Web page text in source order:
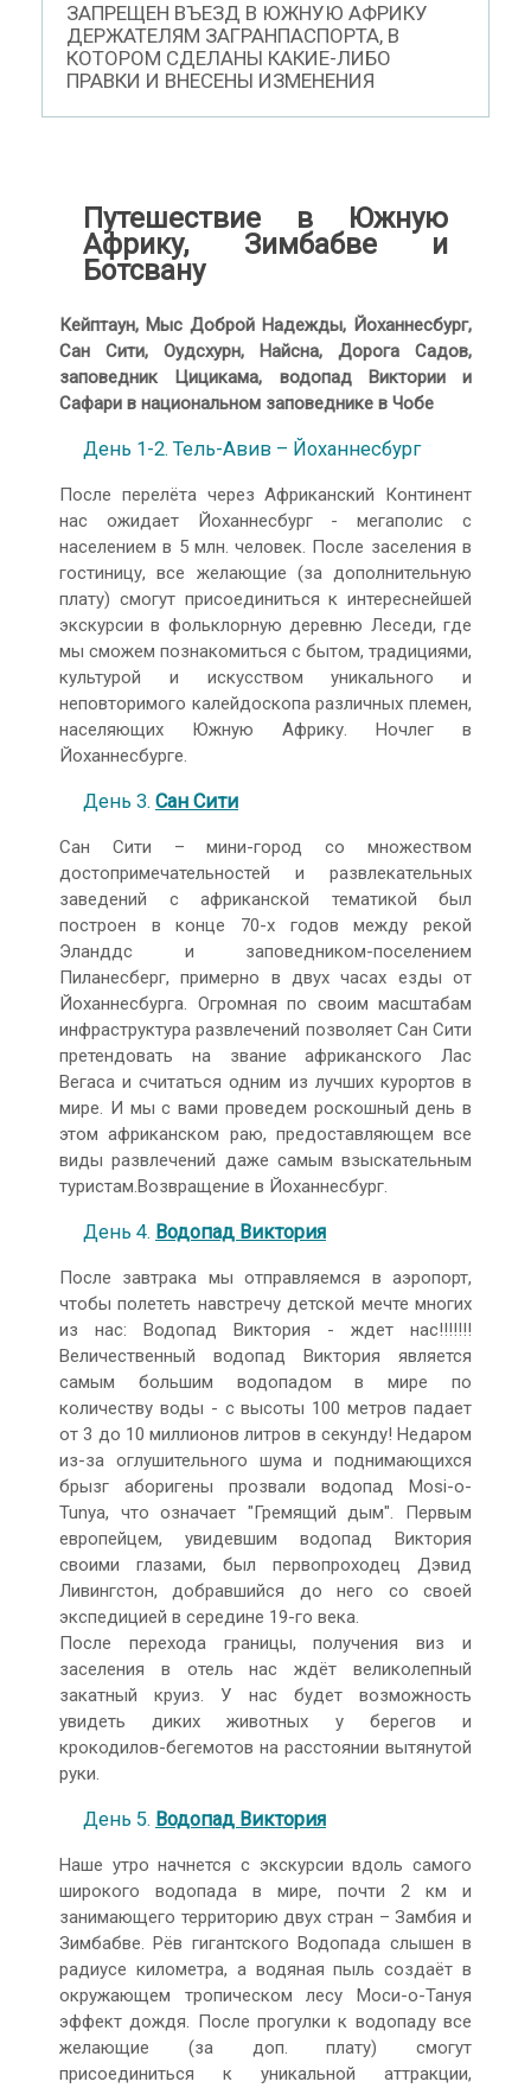
ЗАПРЕЩЕН ВЪЕЗД В ЮЖНУЮ АФРИКУ
ДЕРЖАТЕЛЯМ ЗАГРАНПАСПОРТА, В
КОТОРОМ СДЕЛАНЫ КАКИЕ-ЛИБО
ПРАВКИ И ВНЕСЕНЫ ИЗМЕНЕНИЯ
Путешествие в Южную
Африку, Зимбабве и
Ботсвану
Кейптаун, Мыс Доброй Надежды, Йоханнесбург,
Сан Сити, Оудсхурн, Найсна, Дорога Садов,
заповедник Цицикама, водопад Виктории и
Сафари в национальном заповеднике в Чобе
День 1-2. Тель-Авив – Йоханнесбург
После перелёта через Африканский Континент
нас ожидает Йоханнесбург - мегаполис с
населением в 5 млн. человек. После заселения в
гостиницу, все желающие (за дополнительную
плату) смогут присоединиться к интереснейшей
экскурсии в фольклорную деревню Леседи, где
мы сможем познакомиться с бытом, традициями,
культурой и искусством уникального и
неповторимого калейдоскопа различных племен,
населяющих Южную Африку. Ночлег в
Йоханнесбурге.
День 3. Сан Сити
Сан Сити – мини-город со множеством
достопримечательностей и развлекательных
заведений с африканской тематикой был
построен в конце 70-х годов между рекой
Эланддс и заповедником-поселением
Пиланесберг, примерно в двух часах езды от
Йоханнесбурга. Огромная по своим масштабам
инфраструктура развлечений позволяет Сан Сити
претендовать на звание африканского Лас
Вегаса и считаться одним из лучших курортов в
мире. И мы с вами проведем роскошный день в
этом африканском раю, предоставляющем все
виды развлечений даже самым взыскательным
туристам.Возвращение в Йоханнесбург.
День 4. Водопад Виктория
После завтрака мы отправляемся в аэропорт,
чтобы полететь навстречу детской мечте многих
из нас: Водопад Виктория - ждет нас!!!!!!!
Величественный водопад Виктория является
самым большим водопадом в мире по
количеству воды - с высоты 100 метров падает
от 3 до 10 миллионов литров в секунду! Недаром
из-за оглушительного шума и поднимающихся
брызг аборигены прозвали водопад Mosi-o-
Tunya, что означает "Гремящий дым". Первым
европейцем, увидевшим водопад Виктория
своими глазами, был первопроходец Дэвид
Ливингстон, добравшийся до него со своей
экспедицией в середине 19-го века.
После перехода границы, получения виз и
заселения в отель нас ждёт великолепный
закатный круиз. У нас будет возможность
увидеть диких животных у берегов и
крокодилов-бегемотов на расстоянии вытянутой
руки.
День 5. Водопад Виктория
Наше утро начнется с экскурсии вдоль самого
широкого водопада в мире, почти 2 км и
занимающего территорию двух стран – Замбия и
Зимбабве. Рёв гигантского Водопада слышен в
радиусе километра, а водяная пыль создаёт в
окружающем тропическом лесу Моси-о-Тануя
эффект дождя. После прогулки к водопаду все
желающие (за доп. плату) смогут
присоединиться к уникальной аттракции,